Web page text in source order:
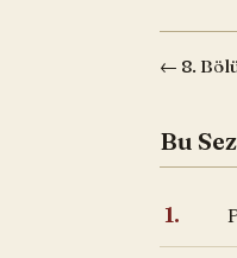
← 8.
Bu
1.